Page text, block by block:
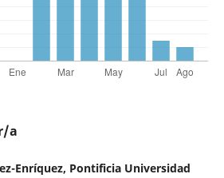
a
Enríquez, Pontificia Universidad